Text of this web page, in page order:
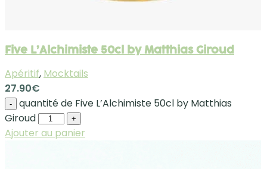
Five L’Alchimiste 50cl by Matthias Giroud
Apéritif, Mocktails
27.90€
-
quantité de Five L’Alchimiste 50cl by Matthias
Giroud
+
Ajouter au panier